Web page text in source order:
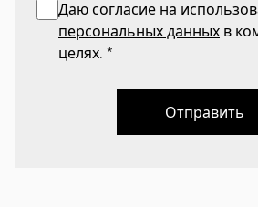
Даю согласие на
персональных данных в
целях. *
Отправить